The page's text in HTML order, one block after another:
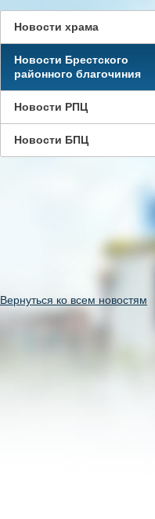
Новости храма
Новости Брестского
районного благочиния
Новости РПЦ
Новости БПЦ
Вернуться ко всем новостям